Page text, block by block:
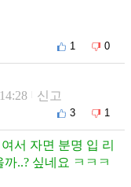
1 0
신고
3 1
서 자면 분명 입 리
..? 싶네요 ㅋㅋㅋ